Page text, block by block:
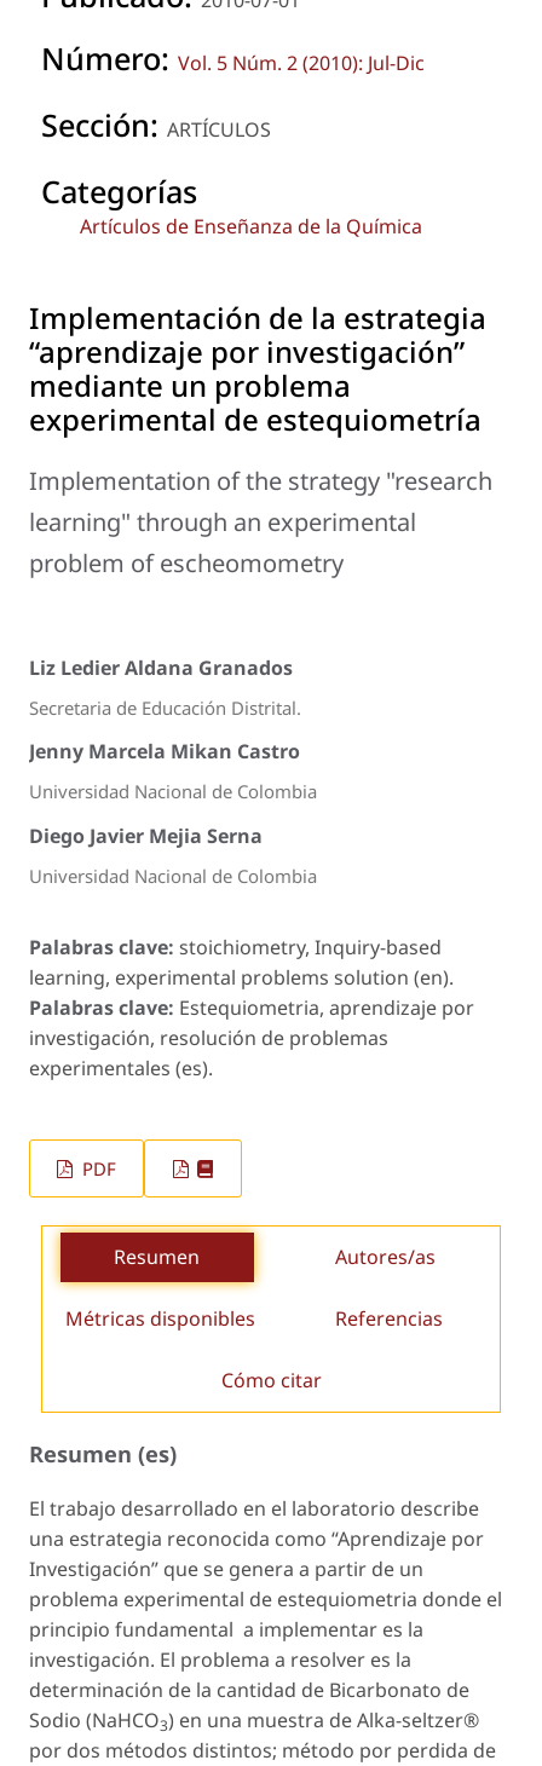
Número: Vol. 5 Núm. 2 (2010): Jul-Dic
Sección: ARTÍCULOS
Categorías
Artículos de Enseñanza de la Química
Implementación de la estrategia
“aprendizaje por investigación”
mediante un problema
experimental de estequiometría
Implementation of the strategy "research
learning" through an experimental
problem of escheomometry
Liz Ledier Aldana Granados
Secretaria de Educación Distrital.
Jenny Marcela Mikan Castro
Universidad Nacional de Colombia
Diego Javier Mejia Serna
Universidad Nacional de Colombia
Palabras clave: stoichiometry, Inquiry-based
learning, experimental problems solution (en).
Palabras clave: Estequiometria, aprendizaje por
investigación, resolución de problemas
experimentales (es).
PDF
Resumen Autores/as
Métricas disponibles Referencias
Cómo citar
Resumen (es)
El trabajo desarrollado en el laboratorio describe
una estrategia reconocida como “Aprendizaje por
Investigación” que se genera a partir de un
problema experimental de estequiometria donde el
principio fundamental a implementar es la
investigación. El problema a resolver es la
determinación de la cantidad de Bicarbonato de
Sodio (NaHCO3) en una muestra de Alka-seltzer®
por dos métodos distintos; método por perdida de